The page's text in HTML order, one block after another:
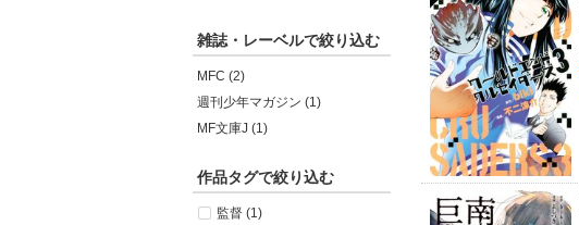
雑誌・レーベルで絞り込む
MFC (2)
週刊少年マガジン (1)
MF文庫J (1)
作品タグで絞り込む
監督 (1)